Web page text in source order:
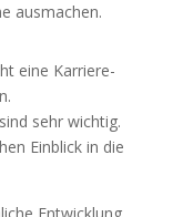
ausmachen.
eine Karriere-
sehr wichtig.
Einblick in die